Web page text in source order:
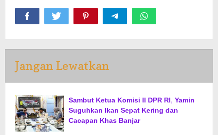
Jangan Lewatkan
Sambut Ketua Komisi II DPR RI, Yamin
Suguhkan Ikan Sepat Kering dan
Cacapan Khas Banjar